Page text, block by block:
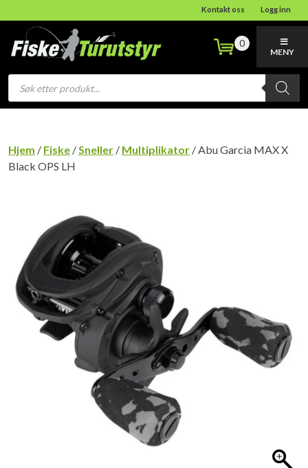
Kontakt oss Logg inn
Products
search
0
MENY
Hjem / Fiske /Sneller / Multiplikator / Abu Garcia MAX X
Black OPS LH